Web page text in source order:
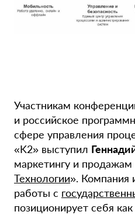
Участникам
и российское
сфере управления
«K2» выступил
маркетингу и
Технологии». Компания
работы с
позиционирует себя как